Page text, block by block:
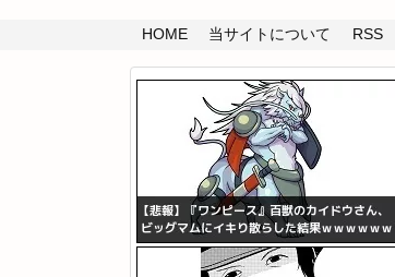
HOME 当サイトについて RSS